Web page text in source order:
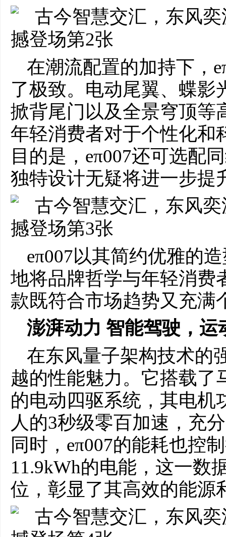
在潮流配置的加持下，
了极致。电动尾翼、蝶影
掀背尾门以及全景穹顶等
年轻消费者对于个性化和
目的是，eπ007还可选配
独特设计无疑将进一步提
eπ007以其简约优雅的
地将品牌哲学与年轻消费
款既符合市场趋势又充满
澎湃动力 智能驾驶，
在东风量子架构技术的
越的性能魅力。它搭载了
的电动四驱系统，其电机
人的3秒级零百加速，充
同时，eπ007的能耗也控
11.9kWh的电能，这一数
位，彰显了其高效的能源